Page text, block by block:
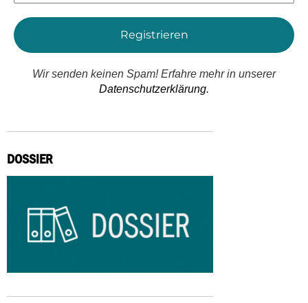
*
Wir senden keinen Spam! Erfahre mehr in unserer
Datenschutzerklärung.
DOSSIER